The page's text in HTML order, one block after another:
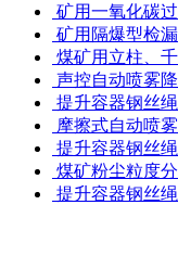
矿用一氧化碳
矿用隔爆型检
煤矿用立柱、
声控自动喷雾
提升容器钢丝
摩擦式自动喷
提升容器钢丝
煤矿粉尘粒度
提升容器钢丝